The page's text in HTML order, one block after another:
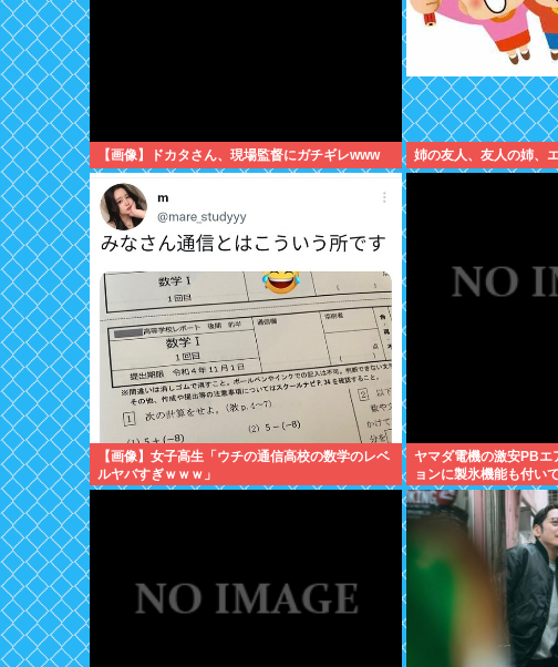
【画像】ドカタさん、現場監督にガチギレwww 姉の友人、友人の姉、
【画像】女子高生「ウチの通信高校の数学のレベ
ルヤバすぎｗｗｗ」
ヤマダ電機の激安PBエ
ョンに製氷機能も付い